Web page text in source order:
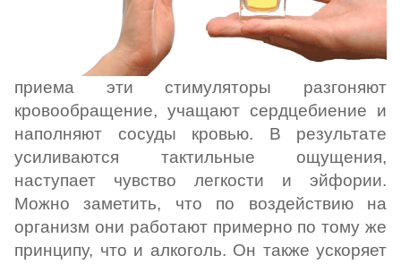
приема эти стимуляторы разгоняют
кровообращение, учащают сердцебиение и
наполняют сосуды кровью. В результате
усиливаются тактильные ощущения,
наступает чувство легкости и эйфории.
Можно заметить, что по воздействию на
организм они работают примерно по тому же
принципу, что и алкоголь. Он также ускоряет